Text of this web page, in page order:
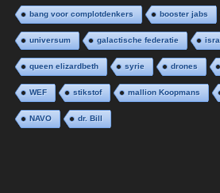
bang voor complotdenkers booster jabs
universum galactische federatie
queen elizardbeth syrie drones
WEF stikstof mallion Koopmans
NAVO dr. Bill